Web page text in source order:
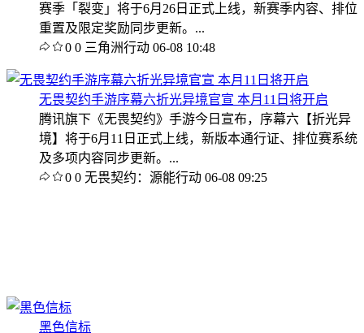
赛季「裂变」将于6月26日正式上线，新赛季内容、排位
重置及限定奖励同步更新。...
0 0 三角洲行动 06-08 10:48
无畏契约手游序幕六折光异境官宣 本月11日将开启
腾讯旗下《无畏契约》手游今日宣布，序幕六【折光异
境】将于6月11日正式上线，新版本通行证、排位赛系统
及多项内容同步更新。...
0 0 无畏契约：源能行动 06-08 09:25
黑色信标